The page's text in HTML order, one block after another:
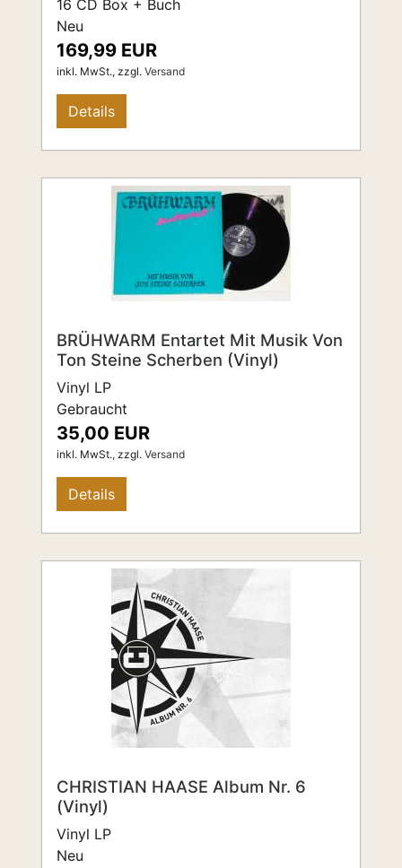
16 CD Box + Buch
Neu
169,99 EUR
inkl. MwSt., zzgl. Versand
Details
BRÜHWARM Entartet Mit Musik Von
Ton Steine Scherben (Vinyl)
Vinyl LP
Gebraucht
35,00 EUR
inkl. MwSt., zzgl. Versand
Details
CHRISTIAN HAASE Album Nr. 6
(Vinyl)
Vinyl LP
Neu